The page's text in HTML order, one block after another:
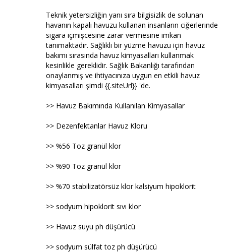
Teknik yetersizliğin yanı sıra bilgisizlik de solunan
havanın kapalı havuzu kullanan insanların ciğerlerinde
sigara içmişcesine zarar vermesine imkan
tanımaktadır. Sağlıklı bir yüzme havuzu için havuz
bakımı sırasında havuz kimyasalları kullanmak
kesinlikle gereklidir. Sağlık Bakanlığı tarafından
onaylanmış ve ihtiyacınıza uygun en etkili havuz
kimyasalları şimdi {{.siteUrl}} 'de.
>> Havuz Bakımında Kullanılan Kimyasallar
>> Dezenfektanlar Havuz Kloru
>> %56 Toz granül klor
>> %90 Toz granül klor
>> %70 stabilizatörsüz klor kalsiyum hipoklorit
>> sodyum hipoklorit sıvı klor
>> Havuz suyu ph düşürücü
>> sodyum sülfat toz ph düşürücü